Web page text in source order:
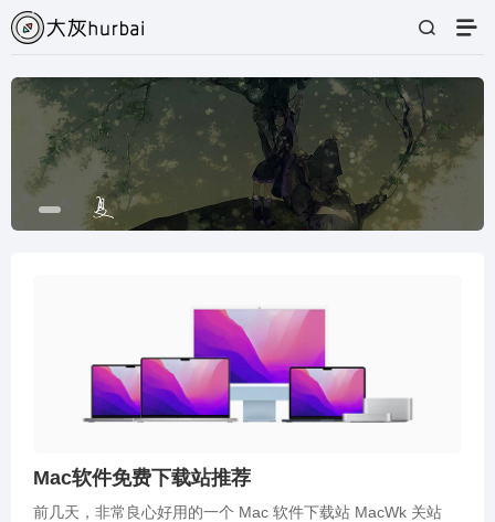
Mac软件免费下载站推荐
前几天，非常良心好用的一个 Mac 软件下载站 MacWk 关站